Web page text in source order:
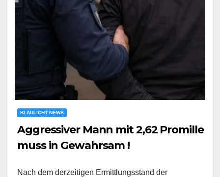
BLAULICHT NEWS
Aggressiver Mann mit 2,62 Promille
muss in Gewahrsam !
Nach dem derzeitigen Ermittlungsstand der